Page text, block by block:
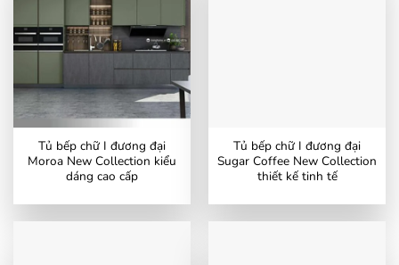
Tủ bếp chữ I đương đại
Moroa New Collection kiểu
dáng cao cấp
Tủ bếp chữ I đương đại
Sugar Coffee New Collection
thiết kế tinh tế